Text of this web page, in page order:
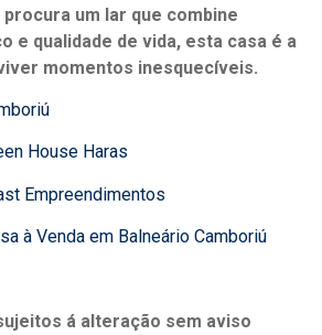
um lar que combine
e qualidade de vida, esta casa é a
momentos inesquecíveis.
House Haras
Empreendimentos
à Venda em Balneário Camboriú
á alteração sem aviso